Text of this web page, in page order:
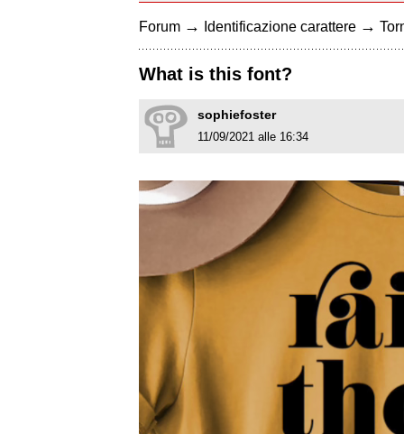
Forum → Identificazione carattere →
What is this font?
sophiefoster
11/09/2021 alle 16:34